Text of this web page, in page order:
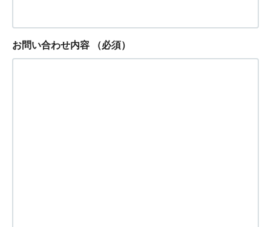
お問い合わせ内容 （必須）